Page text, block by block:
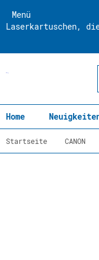
Menü
Laserkartuschen,
Home
Startseite CANON